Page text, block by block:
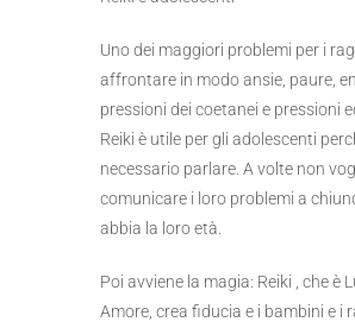
Uno dei maggiori problemi per i
affrontare in modo ansie, paure,
pressioni dei coetanei e pressioni
Reiki è utile per gli adolescenti
necessario parlare. A volte non
comunicare i loro problemi a
abbia la loro età.
Poi avviene la magia: Reiki , che è
Amore, crea fiducia e i bambini e i